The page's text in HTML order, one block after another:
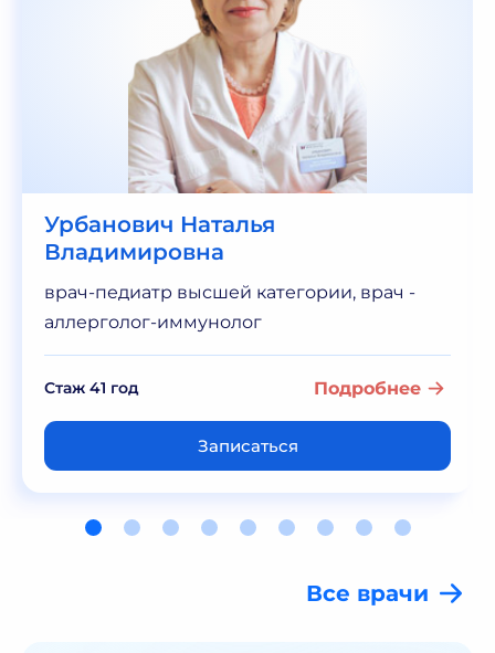
Урбанович Наталья
Владимировна
врач-педиатр высшей категории, врач -
аллерголог-иммунолог
Стаж 41 год Подробнее
Записаться
Все врачи